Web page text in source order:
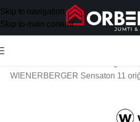
Skip to navigation
Skip to main content
WIENERBERGER Sensaton 11